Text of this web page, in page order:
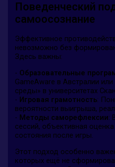
Поведенческий
самоосознание
Эффективное
невозможно без
Здесь важны:
- Образовательные
GameAware в Австралии
среды» в университетах
- Игровая грамотность:
вероятности выигрыша,
- Методы саморефлексии:
сессий, объективная
состояния после игры.
Этот подход особенно
которых ещё не